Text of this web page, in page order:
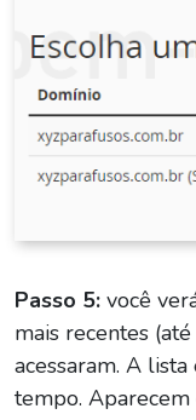
Passo 5: você
mais recentes
acessaram. A
tempo. Aparecem